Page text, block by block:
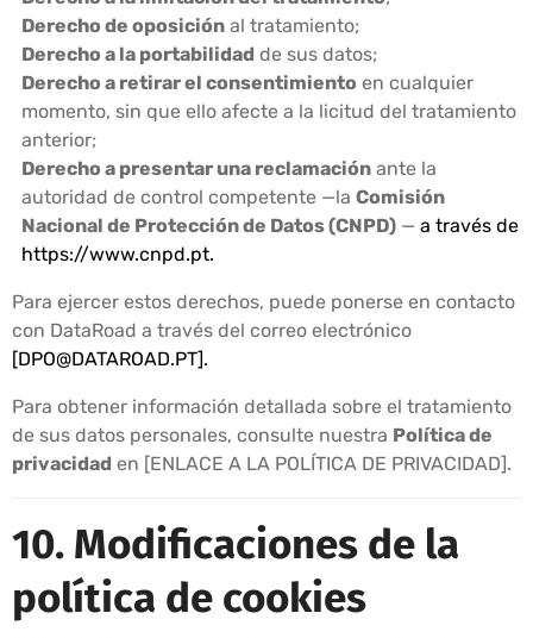
Derecho de oposición al tratamiento;
Derecho a la portabilidad de sus datos;
Derecho a retirar el consentimiento en cualquier
momento, sin que ello afecte a la licitud del tratamiento
anterior;
Derecho a presentar una reclamación ante la
autoridad de control competente —la Comisión
Nacional de Protección de Datos (CNPD) — a través de
https://www.cnpd.pt.
Para ejercer estos derechos, puede ponerse en contacto
con DataRoad a través del correo electrónico
[DPO@DATAROAD.PT].
Para obtener información detallada sobre el tratamiento
de sus datos personales, consulte nuestra Política de
privacidad en [ENLACE A LA POLÍTICA DE PRIVACIDAD].
10. Modificaciones de la
política de cookies